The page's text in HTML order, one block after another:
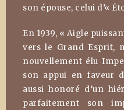
son épouse, celui d’«
En 1939, « Aigle
vers le Grand Esprit,
nouvellement élu
son appui en faveur
aussi honoré d’un
parfaitement son